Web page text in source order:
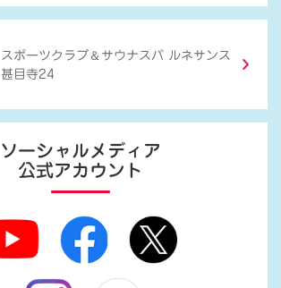
スポーツクラブ ＆ サウナスパ ルネサンス
甚目寺24
ソーシャルメディア
公式アカウント